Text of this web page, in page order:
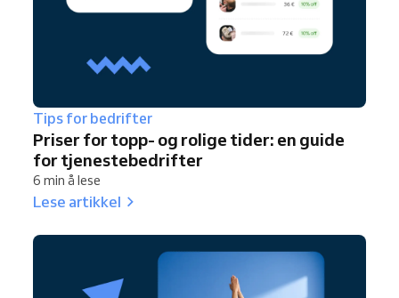
Tips for bedrifter
Priser for topp- og rolige tider: en guide
for tjenestebedrifter
6 min å lese
Lese artikkel